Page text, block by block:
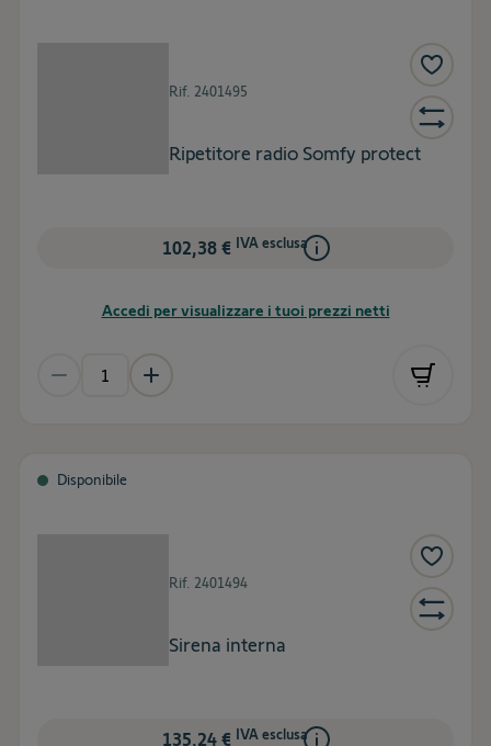
Rif. 2401495
Ripetitore radio Somfy protect
102,38 € IVA esclusa
Accedi per visualizzare i tuoi prezzi netti
Disponibile
Rif. 2401494
Sirena interna
135,24 € IVA esclusa